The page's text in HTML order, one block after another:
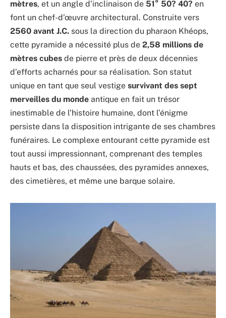
mètres, et un angle d’inclinaison de 51° 50? 40? en
font un chef-d’œuvre architectural. Construite vers
2560 avant J.C. sous la direction du pharaon Khéops,
cette pyramide a nécessité plus de 2,58 millions de
mètres cubes de pierre et près de deux décennies
d’efforts acharnés pour sa réalisation. Son statut
unique en tant que seul vestige survivant des sept
merveilles du monde antique en fait un trésor
inestimable de l’histoire humaine, dont l’énigme
persiste dans la disposition intrigante de ses chambres
funéraires. Le complexe entourant cette pyramide est
tout aussi impressionnant, comprenant des temples
hauts et bas, des chaussées, des pyramides annexes,
des cimetières, et même une barque solaire.